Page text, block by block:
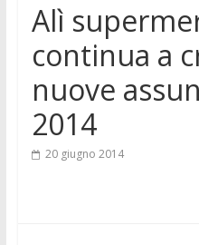
Alì
continua a
nuove
2014
20 giugno 2014